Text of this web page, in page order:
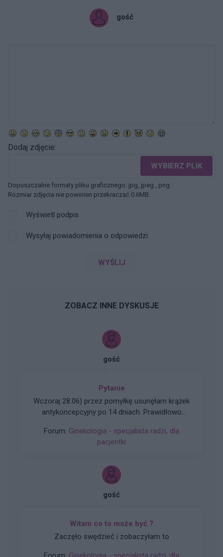
gość
Dodaj zdjęcie:
WYBIERZ PLIK
Dopuszczalne formaty pliku graficznego: jpg, jpeg , png.
Rozmiar zdjęcia nie powinien przekraczać 0.6MB.
Wyświetl podpis
Wysyłaj powiadomienia o odpowiedzi
WYŚLIJ
ZOBACZ INNE DYSKUSJE
gość
Pytanie
Wczoraj 28.06) przez pomyłkę usunęłam krążek
antykoncepcyjny po 14 dniach. Prawidłowo
wczoraj. Pomyliłam się. wczoraj odbyłam
stosunek z mężem. Kupiłam w Turcji
mam kolejnego krążka. do polski wrócę dopiero
w sobotę. powinnam zrobić teraz 7 dni przerwy i
to będzie ok?
Forum: Ginekologia - specjalista radzi, dla
pacjentki
gość
Witam co to może być ?
Zaczęło swędzieć i zobaczyłam to